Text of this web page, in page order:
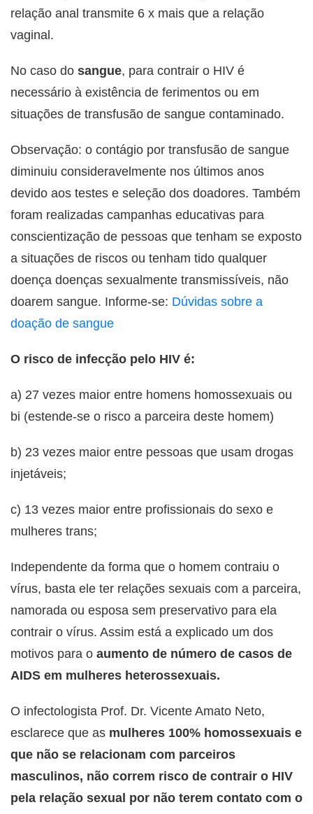
relação anal transmite 6 x mais que a relação
vaginal.
No caso do sangue, para contrair o HIV é
necessário à existência de ferimentos ou em
situações de transfusão de sangue contaminado.
Observação: o contágio por transfusão de sangue
diminuiu consideravelmente nos últimos anos
devido aos testes e seleção dos doadores. Também
foram realizadas campanhas educativas para
conscientização de pessoas que tenham se exposto
a situações de riscos ou tenham tido qualquer
doença doenças sexualmente transmissíveis, não
doarem sangue. Informe-se: Dúvidas sobre a
doação de sangue
O risco de infecção pelo HIV é:
a) 27 vezes maior entre homens homossexuais ou
bi (estende-se o risco a parceira deste homem)
b) 23 vezes maior entre pessoas que usam drogas
injetáveis;
c) 13 vezes maior entre profissionais do sexo e
mulheres trans;
Independente da forma que o homem contraiu o
vírus, basta ele ter relações sexuais com a parceira,
namorada ou esposa sem preservativo para ela
contrair o vírus. Assim está a explicado um dos
motivos para o aumento de número de casos de
AIDS em mulheres heterossexuais.
O infectologista Prof. Dr. Vicente Amato Neto,
esclarece que as mulheres 100% homossexuais e
que não se relacionam com parceiros
masculinos, não correm risco de contrair o HIV
pela relação sexual por não terem contato com o